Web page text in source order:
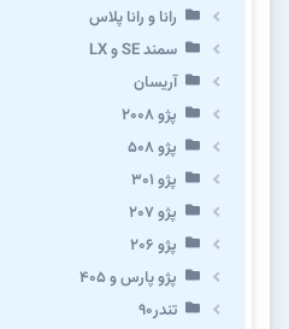
رانا و رانا پلاس
سمند SE و LX
آریسان
پژو ۲۰۰۸
پژو ۵۰۸
پژو 301
پژو ۲۰۷
پژو ۲۰۶
پژو پارس و ۴۰۵
تندر۹۰